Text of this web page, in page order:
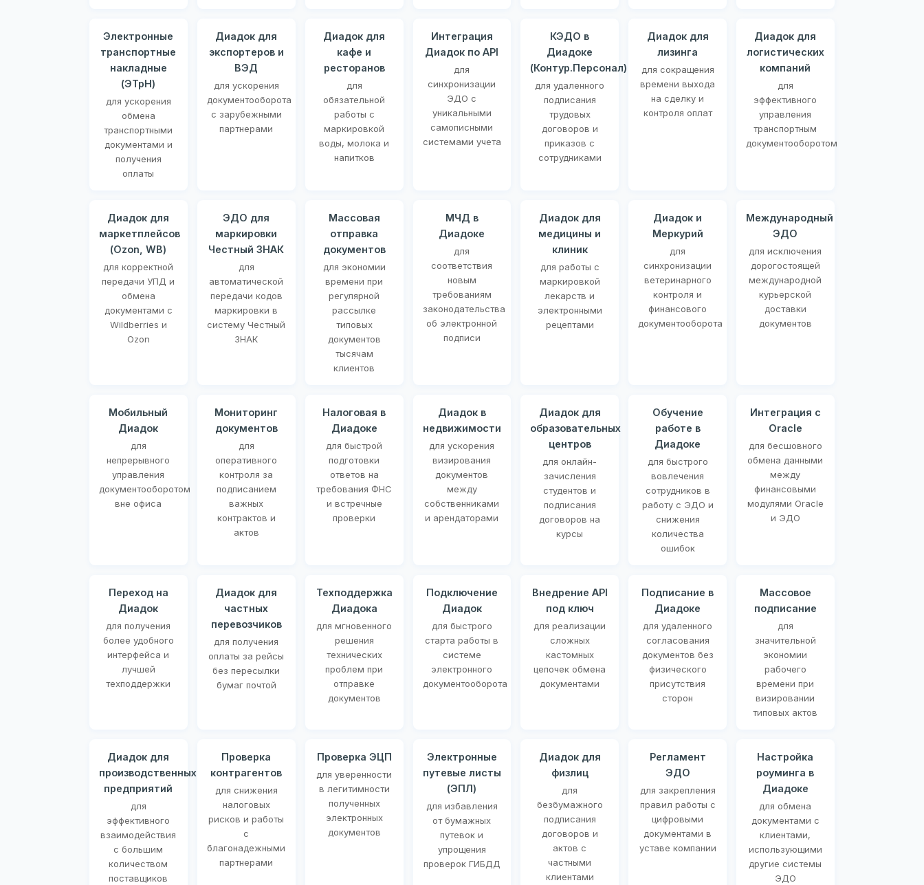
Электронные
транспортные
накладные
(ЭТрН)
для ускорения
обмена
транспортными
документами и
получения
оплаты
Диадок для
экспортеров и
ВЭД
для ускорения
документооборота
с зарубежными
партнерами
Диадок для
кафе и
ресторанов
для
обязательной
работы с
маркировкой
воды, молока и
напитков
Интеграция
Диадок по API
для
синхронизации
ЭДО с
уникальными
самописными
системами учета
КЭДО в
Диадоке
(Контур.Персонал)
для удаленного
подписания
трудовых
договоров и
приказов с
сотрудниками
Диадок для
лизинга
для сокращения
времени выхода
на сделку и
контроля оплат
Диадок для
логистических
компаний
для
эффективного
управления
транспортным
документооборотом
Диадок для
маркетплейсов
(Ozon, WB)
для корректной
передачи УПД и
обмена
документами с
Wildberries и
Ozon
ЭДО для
маркировки
Честный ЗНАК
для
автоматической
передачи кодов
маркировки в
систему Честный
ЗНАК
Массовая
отправка
документов
для экономии
времени при
регулярной
рассылке
типовых
документов
тысячам
клиентов
МЧД в
Диадоке
для
соответствия
новым
требованиям
законодательства
об электронной
подписи
Диадок для
медицины и
клиник
для работы с
маркировкой
лекарств и
электронными
рецептами
Диадок и
Меркурий
для
синхронизации
ветеринарного
контроля и
финансового
документооборота
Международный
ЭДО
для исключения
дорогостоящей
международной
курьерской
доставки
документов
Мобильный
Диадок
для
непрерывного
управления
документооборотом
вне офиса
Мониторинг
документов
для
оперативного
контроля за
подписанием
важных
контрактов и
актов
Налоговая в
Диадоке
для быстрой
подготовки
ответов на
требования ФНС
и встречные
проверки
Диадок в
недвижимости
для ускорения
визирования
документов
между
собственниками
и арендаторами
Диадок для
образовательных
центров
для онлайн-
зачисления
студентов и
подписания
договоров на
курсы
Обучение
работе в
Диадоке
для быстрого
вовлечения
сотрудников в
работу с ЭДО и
снижения
количества
ошибок
Интеграция с
Oracle
для бесшовного
обмена данными
между
финансовыми
модулями Oracle
и ЭДО
Переход на
Диадок
для получения
более удобного
интерфейса и
лучшей
техподдержки
Диадок для
частных
перевозчиков
для получения
оплаты за рейсы
без пересылки
бумаг почтой
Техподдержка
Диадока
для мгновенного
решения
технических
проблем при
отправке
документов
Подключение
Диадок
для быстрого
старта работы в
системе
электронного
документооборота
Внедрение API
под ключ
для реализации
сложных
кастомных
цепочек обмена
документами
Подписание в
Диадоке
для удаленного
согласования
документов без
физического
присутствия
сторон
Массовое
подписание
для
значительной
экономии
рабочего
времени при
визировании
типовых актов
Диадок для
производственных
предприятий
для
эффективного
взаимодействия
с большим
количеством
поставщиков
Проверка
контрагентов
для снижения
налоговых
рисков и работы
с
благонадежными
партнерами
Проверка ЭЦП
для уверенности
в легитимности
полученных
электронных
документов
Электронные
путевые листы
(ЭПЛ)
для избавления
от бумажных
путевок и
упрощения
проверок ГИБДД
Диадок для
физлиц
для
безбумажного
подписания
договоров и
актов с
частными
клиентами
Регламент
ЭДО
для закрепления
правил работы с
цифровыми
документами в
уставе компании
Настройка
роуминга в
Диадоке
для обмена
документами с
клиентами,
использующими
другие системы
ЭДО